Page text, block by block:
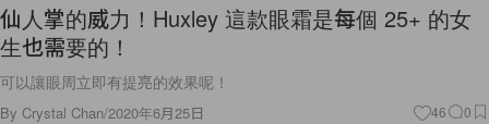
仙人掌的威力！Huxley 這款眼霜是每個 25+ 的女
生也需要的！
可以讓眼周立即有提亮的效果呢！
By Crystal Chan/2020年6月25日 46 0